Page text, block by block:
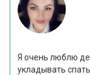
Я очень люблю
укладывать